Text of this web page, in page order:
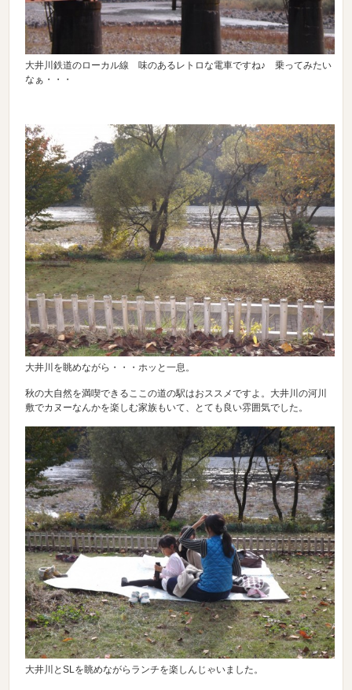
大井川鉄道のローカル線 味のあるレトロな電車ですね♪ 乗ってみたい
なぁ・・・
大井川を眺めながら・・・ホッと一息。
秋の大自然を満喫できるここの道の駅はおススメですよ。大井川の河川
敷でカヌーなんかを楽しむ家族もいて、とても良い雰囲気でした。
大井川とSLを眺めながらランチを楽しんじゃいました。